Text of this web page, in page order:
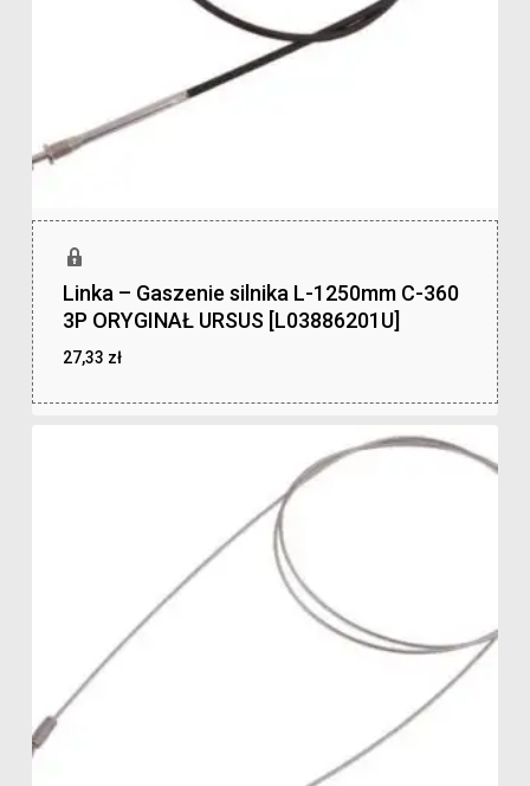
Linka – Gaszenie silnika L-1250mm C-360
3P ORYGINAŁ URSUS [L03886201U]
27,33 zł